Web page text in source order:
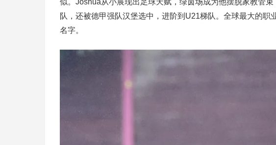
似。Joshua从小展现出足球天赋，绿茵场成为他摆脱家教管
队，还被德甲强队汉堡选中，进阶到U21梯队。全球最大的
名字。